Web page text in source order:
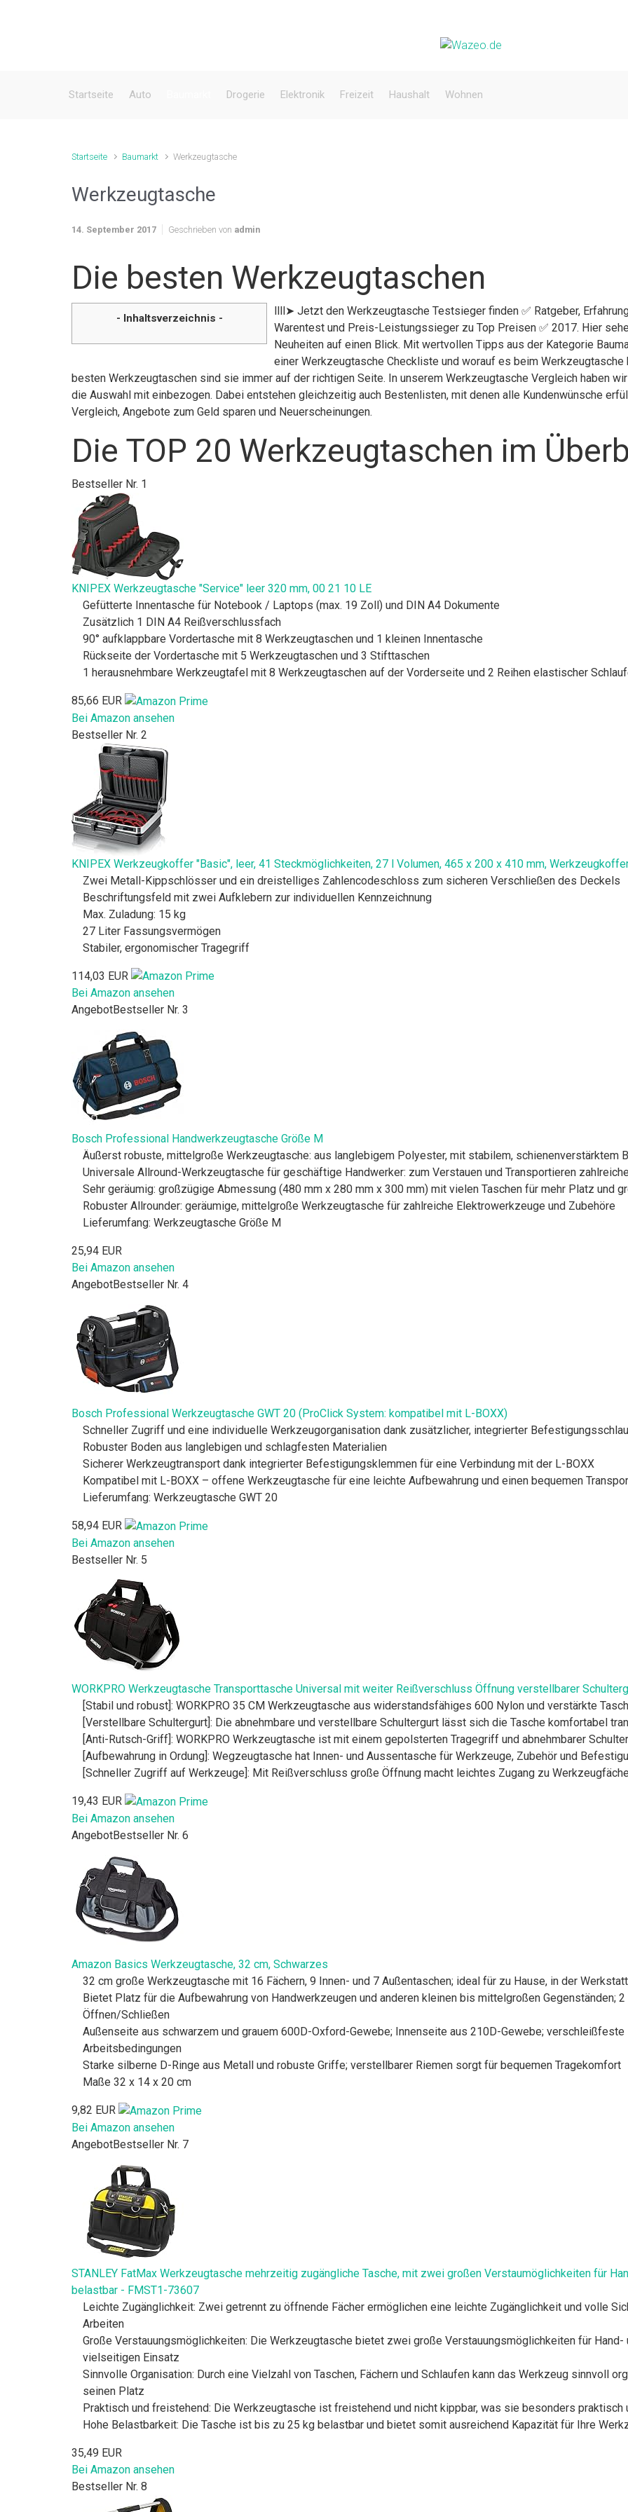
Startseite Auto Drogerie Elektronik Freizeit Haushalt Wohnen
Startseite Baumarkt Werkzeugtasche
Werkzeugtasche
14. September 2017 Geschrieben von admin
Die besten Werkzeugtaschen
- Inhaltsverzeichnis -
llll➤ Jetzt den Werkzeugtasche Testsieger finden ✅ Ratgeber,
Warentest und Preis-Leistungssieger zu Top Preisen ✅ 2017. Hier
Neuheiten auf einen Blick. Mit wertvollen Tipps aus der Kategorie
einer Werkzeugtasche Checkliste und worauf es beim
besten Werkzeugtaschen sind sie immer auf der richtigen Seite. In unserem Werkzeugtasche Vergleich haben
die Auswahl mit einbezogen. Dabei entstehen gleichzeitig auch Bestenlisten, mit denen alle Kundenwünsche
Vergleich, Angebote zum Geld sparen und Neuerscheinungen.
Die TOP 20 Werkzeugtaschen im
Bestseller Nr. 1
KNIPEX Werkzeugtasche "Service" leer 320 mm, 00 21 10 LE
Gefütterte Innentasche für Notebook / Laptops (max. 19 Zoll) und DIN A4 Dokumente
Zusätzlich 1 DIN A4 Reißverschlussfach
90° aufklappbare Vordertasche mit 8 Werkzeugtaschen und 1 kleinen Innentasche
Rückseite der Vordertasche mit 5 Werkzeugtaschen und 3 Stifttaschen
1 herausnehmbare Werkzeugtafel mit 8 Werkzeugtaschen auf der Vorderseite und 2 Reihen elastischer
85,66 EUR
Bei Amazon ansehen
Bestseller Nr. 2
KNIPEX Werkzeugkoffer "Basic", leer, 41 Steckmöglichkeiten, 27 l Volumen, 465 x 200 x 410 mm,
Zwei Metall-Kippschlösser und ein dreistelliges Zahlencodeschloss zum sicheren Verschließen des Deckels
Beschriftungsfeld mit zwei Aufklebern zur individuellen Kennzeichnung
Max. Zuladung: 15 kg
27 Liter Fassungsvermögen
Stabiler, ergonomischer Tragegriff
114,03 EUR
Bei Amazon ansehen
AngebotBestseller Nr. 3
Bosch Professional Handwerkzeugtasche Größe M
Äußerst robuste, mittelgroße Werkzeugtasche: aus langlebigem Polyester, mit stabilem, schienenverstärktem
Universale Allround-Werkzeugtasche für geschäftige Handwerker: zum Verstauen und Transportieren
Sehr geräumig: großzügige Abmessung (480 mm x 280 mm x 300 mm) mit vielen Taschen für mehr Platz und
Robuster Allrounder: geräumige, mittelgroße Werkzeugtasche für zahlreiche Elektrowerkzeuge und Zubehöre
Lieferumfang: Werkzeugtasche Größe M
25,94 EUR
Bei Amazon ansehen
AngebotBestseller Nr. 4
Bosch Professional Werkzeugtasche GWT 20 (ProClick System: kompatibel mit L-BOXX)
Schneller Zugriff und eine individuelle Werkzeugorganisation dank zusätzlicher, integrierter
Robuster Boden aus langlebigen und schlagfesten Materialien
Sicherer Werkzeugtransport dank integrierter Befestigungsklemmen für eine Verbindung mit der L-BOXX
Kompatibel mit L-BOXX – offene Werkzeugtasche für eine leichte Aufbewahrung und einen bequemen
Lieferumfang: Werkzeugtasche GWT 20
58,94 EUR
Bei Amazon ansehen
Bestseller Nr. 5
WORKPRO Werkzeugtasche Transporttasche Universal mit weiter Reißverschluss Öffnung verstellbarer
[Stabil und robust]: WORKPRO 35 CM Werkzeugtasche aus widerstandsfähiges 600 Nylon und verstärkte
[Verstellbare Schultergurt]: Die abnehmbare und verstellbare Schultergurt lässt sich die Tasche komfortabel
[Anti-Rutsch-Griff]: WORKPRO Werkzeugtasche ist mit einem gepolsterten Tragegriff und abnehmbarer
[Aufbewahrung in Ordung]: Wegzeugtasche hat Innen- und Aussentasche für Werkzeuge, Zubehör und
[Schneller Zugriff auf Werkzeuge]: Mit Reißverschluss große Öffnung macht leichtes Zugang zu
19,43 EUR
Bei Amazon ansehen
AngebotBestseller Nr. 6
Amazon Basics Werkzeugtasche, 32 cm, Schwarzes
32 cm große Werkzeugtasche mit 16 Fächern, 9 Innen- und 7 Außentaschen; ideal für zu Hause, in der
Bietet Platz für die Aufbewahrung von Handwerkzeugen und anderen kleinen bis mittelgroßen Gegenständen;
Öffnen/Schließen
Außenseite aus schwarzem und grauem 600D-Oxford-Gewebe; Innenseite aus 210D-Gewebe;
Arbeitsbedingungen
Starke silberne D-Ringe aus Metall und robuste Griffe; verstellbarer Riemen sorgt für bequemen Tragekomfort
Maße 32 x 14 x 20 cm
9,82 EUR
Bei Amazon ansehen
AngebotBestseller Nr. 7
STANLEY FatMax Werkzeugtasche mehrzeitig zugängliche Tasche, mit zwei großen Verstaumöglichkeiten für
belastbar - FMST1-73607
Leichte Zugänglichkeit: Zwei getrennt zu öffnende Fächer ermöglichen eine leichte Zugänglichkeit und volle
Arbeiten
Große Verstauungsmöglichkeiten: Die Werkzeugtasche bietet zwei große Verstauungsmöglichkeiten für
vielseitigen Einsatz
Sinnvolle Organisation: Durch eine Vielzahl von Taschen, Fächern und Schlaufen kann das Werkzeug sinnvoll
seinen Platz
Praktisch und freistehend: Die Werkzeugtasche ist freistehend und nicht kippbar, was sie besonders praktisch
Hohe Belastbarkeit: Die Tasche ist bis zu 25 kg belastbar und bietet somit ausreichend Kapazität für Ihre
35,49 EUR
Bei Amazon ansehen
Bestseller Nr. 8